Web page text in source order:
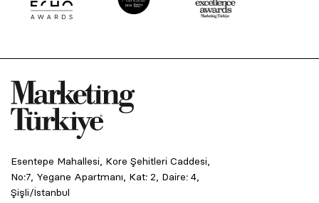
Esentepe Mahallesi, Kore Şehitleri Caddesi,
No:7, Yegane Apartmanı, Kat: 2, Daire: 4,
Şişli/İstanbul